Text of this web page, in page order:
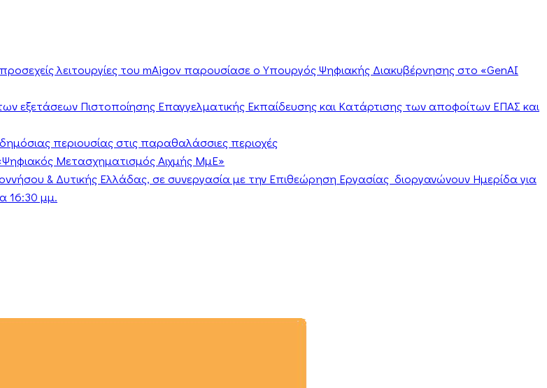
λειτουργίες του mAigov παρουσίασε ο Υπουργός Ψηφιακής Διακυβέρνησης στο «GenAI
Πιστοποίησης Επαγγελματικής Εκπαίδευσης και Κατάρτισης των αποφοίτων ΕΠΑΣ και
περιουσίας στις παραθαλάσσιες περιοχές
Μετασχηματισμός Αιχμής ΜμΕ»
& Δυτικής Ελλάδας, σε συνεργασία με την Επιθεώρηση Εργασίας διοργανώνουν Ημερίδα για
16:30 μμ.